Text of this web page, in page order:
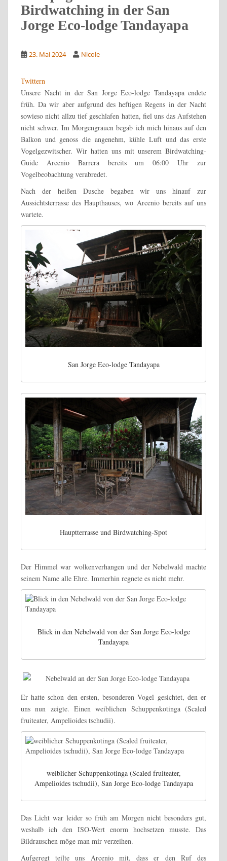
Birdwatching in der San
Jorge Eco-lodge Tandayapa
23. Mai 2024 Nicole
Twittern
Unsere Nacht in der San Jorge Eco-lodge Tandayapa endete
früh. Da wir aber aufgrund des heftigen Regens in der Nacht
sowieso nicht allzu tief geschlafen hatten, fiel uns das Aufstehen
nicht schwer. Im Morgengrauen begab ich mich hinaus auf den
Balkon und genoss die angenehm, kühle Luft und das erste
Vogelgezwitscher. Wir hatten uns mit unserem Birdwatching-
Guide Arcenio Barrera bereits um 06:00 Uhr zur
Vogelbeobachtung verabredet.
Nach der heißen Dusche begaben wir uns hinauf zur
Aussichtsterrasse des Haupthauses, wo Arcenio bereits auf uns
wartete.
San Jorge Eco-lodge Tandayapa
Hauptterrasse und Birdwatching-Spot
Der Himmel war wolkenverhangen und der Nebelwald machte
seinem Name alle Ehre. Immerhin regnete es nicht mehr.
Blick in den Nebelwald von der San Jorge Eco-lodge
Tandayapa
Er hatte schon den ersten, besonderen Vogel gesichtet, den er
uns nun zeigte. Einen weiblichen Schuppenkotinga (Scaled
fruiteater, Ampelioides tschudii).
weiblicher Schuppenkotinga (Scaled fruiteater,
Ampelioides tschudii), San Jorge Eco-lodge Tandayapa
Das Licht war leider so früh am Morgen nicht besonders gut,
weshalb ich den ISO-Wert enorm hochsetzen musste. Das
Bildrauschen möge man mir verzeihen.
Aufgeregt teilte uns Arcenio mit, dass er den Ruf des